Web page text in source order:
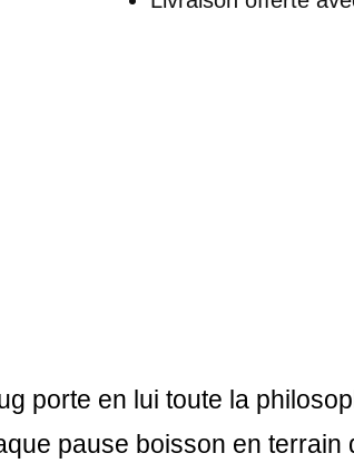
porte en lui toute la
pause boisson en